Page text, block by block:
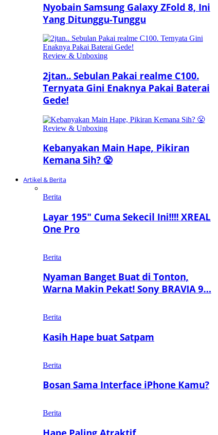
Nyobain Samsung Galaxy ZFold 8, Ini
Yang Ditunggu-Tunggu
Review & Unboxing
2jtan.. Sebulan Pakai realme C100.
Ternyata Gini Enaknya Pakai Baterai
Gede!
Review & Unboxing
Kebanyakan Main Hape, Pikiran
Kemana Sih? 😤
Artikel & Berita
Berita
Layar 195″ Cuma Sekecil Ini!!!! XREAL
One Pro
Berita
Nyaman Banget Buat di Tonton,
Warna Makin Pekat! Sony BRAVIA 9…
Berita
Kasih Hape buat Satpam
Berita
Bosan Sama Interface iPhone Kamu?
Berita